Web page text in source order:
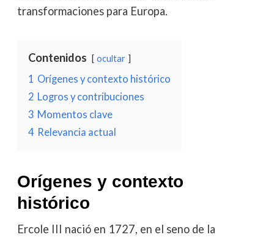
transformaciones para Europa.
Contenidos ocultar
1 Orígenes y contexto histórico
2 Logros y contribuciones
3 Momentos clave
4 Relevancia actual
Orígenes y contexto
histórico
Ercole III nació en 1727, en el seno de la